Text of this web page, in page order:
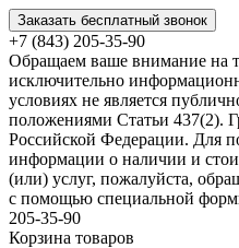
Заказать бесплатный звонок
+7 (843) 205-35-90
Обращаем ваше внимание на
исключительно
условиях не является
положениями Статьи 437(2).
Российской Федерации. Для
информации о наличии и
(или) услуг, пожалуйста,
с помощью специальной
205-35-90
Корзина товаров